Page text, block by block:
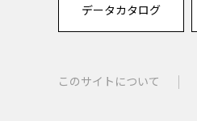
データカタログ
このサイトについて